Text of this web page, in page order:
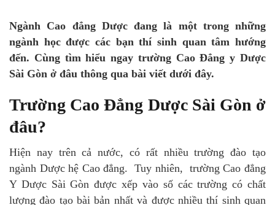
Ngành Cao đẳng Dược đang là một trong những
ngành học được các bạn thí sinh quan tâm hướng
đến. Cùng tìm hiểu ngay trường Cao Đẳng y Dược
Sài Gòn ở đâu thông qua bài viết dưới đây.
Trường Cao Đẳng Dược Sài Gòn ở
đâu?
Hiện nay trên cả nước, có rất nhiều trường đào tạo
ngành Dược hệ Cao đẳng. Tuy nhiên, trường Cao đẳng
Y Dược Sài Gòn được xếp vào số các trường có chất
lượng đào tạo bài bản nhất và được nhiều thí sinh quan